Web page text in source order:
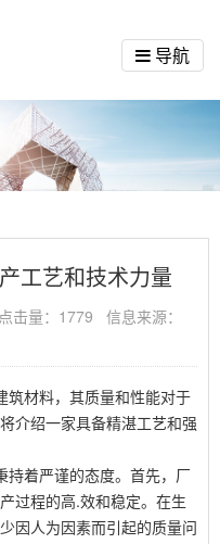
导航
工艺和技术力量
击量：1779 信息来源：
筑材料，其质量和性能对于
介绍一家具备精湛工艺和强
持着严谨的态度。首先，厂
过程的高.效和稳定。在生
因人为因素而引起的质量问